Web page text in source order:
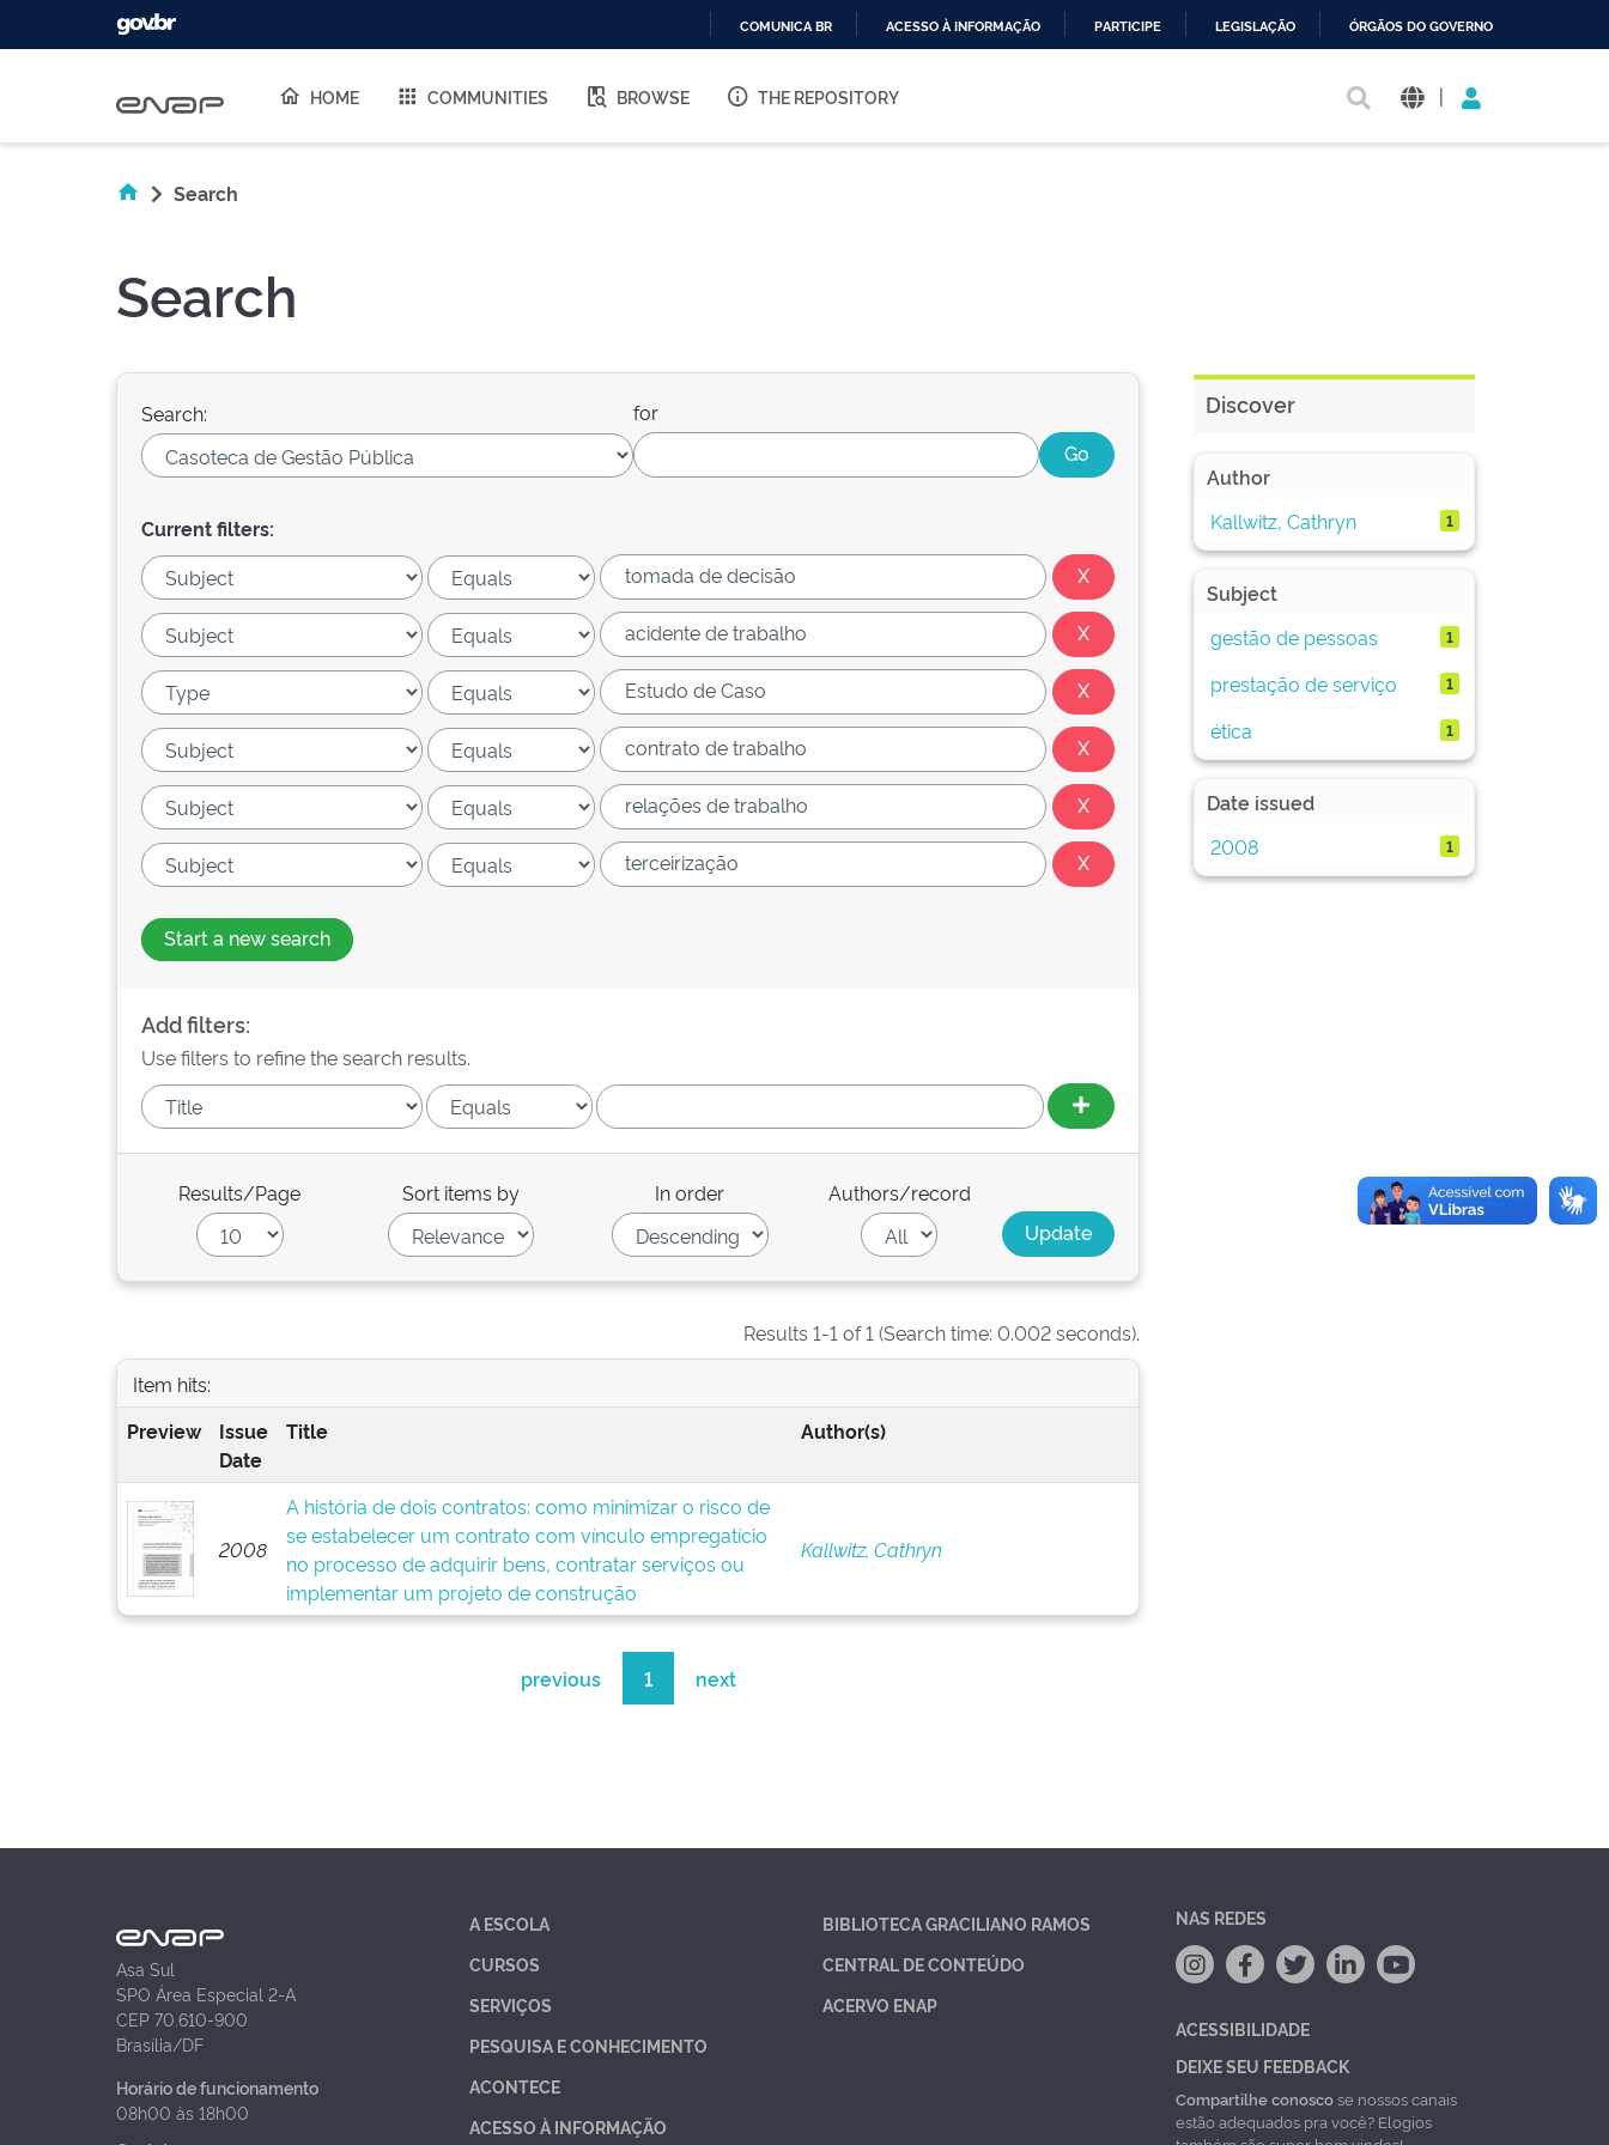
O
COMUNICA BR ACESSO À INFORMAÇÃO PARTICIPE LEGISLAÇÃO ÓRGÃOS DO GOVERNO
HOME COMMUNITIES BROWSE THE REPOSITORY |
Search
Search
Search: for
Current filters:
Start a new search
Add filters:
Use filters to refine the search results.
Results/Page Sort items by In order Authors/record
Results 1-1 of 1 (Search time: 0.002 seconds).
Item hits:
Preview
Issue
Date
Title Author(s)
2008
A história de dois contratos: como minimizar o risco de
se estabelecer um contrato com vínculo empregatício
no processo de adquirir bens, contratar serviços ou
implementar um projeto de construção
Kallwitz, Cathryn
previous 1 next
Discover
Author
Kallwitz, Cathryn
1
Subject
gestão de pessoas
1
prestação de serviço 1
ética 1
Date issued
2008
1
Asa Sul
SPO Área Especial 2-A
CEP 70.610-900
Brasília/DF
Horário de funcionamento
08h00 às 18h00
A ESCOLA
CURSOS
SERVIÇOS
PESQUISA E CONHECIMENTO
ACONTECE
ACESSO À INFORMAÇÃO
BIBLIOTECA GRACILIANO RAMOS
CENTRAL DE CONTEÚDO
ACERVO ENAP
NAS REDES
ACESSIBILIDADE
DEIXE SEU FEEDBACK
Compartilhe conoscose nossos canais
estão adequados pra você? Elogios